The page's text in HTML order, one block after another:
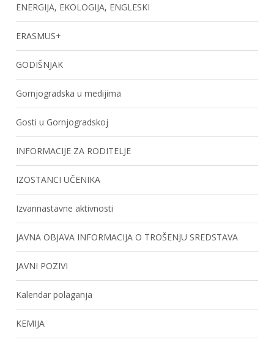
ENERGIJA, EKOLOGIJA, ENGLESKI
ERASMUS+
GODIŠNJAK
Gornjogradska u medijima
Gosti u Gornjogradskoj
INFORMACIJE ZA RODITELJE
IZOSTANCI UČENIKA
Izvannastavne aktivnosti
JAVNA OBJAVA INFORMACIJA O TROŠENJU SREDSTAVA
JAVNI POZIVI
Kalendar polaganja
KEMIJA